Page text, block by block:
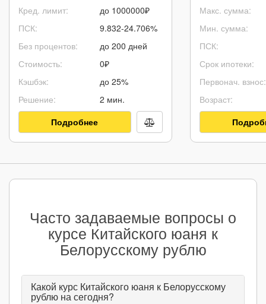
Кред. лимит:
ПСК:
Без процентов:
Стоимость:
Кэшбэк:
Решение:
до 1000000₽
9.832-24.706%
до 200 дней
0₽
до 25%
2 мин.
Подробнее
Макс. сумма:
Мин. сумма:
ПСК:
Срок ипотеки:
Первонач. взнос:
Возраст:
Часто задаваемые вопросы о
курсе Китайского юаня к
Белорусскому рублю
Какой курс Китайского юаня к Белорусскому
рублю на сегодня?